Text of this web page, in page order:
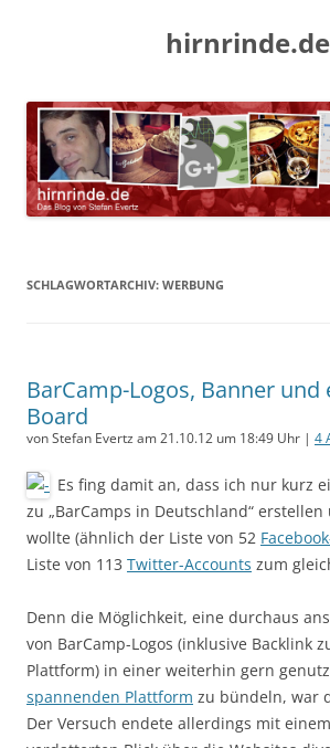
hirnrinde.de
SCHLAGWORTARCHIV: WERBUNG
BarCamp-Logos, Banner und
Board
von Stefan Evertz am 21.10.12 um 18:49 Uhr | 4
Es fing damit an, dass ich nur kurz
zu „BarCamps in Deutschland“
wollte (ähnlich der Liste von 52
Liste von 113 Twitter-Accounts zum
Denn die Möglichkeit, eine durchaus
von BarCamp-Logos (inklusive Backlink
Plattform) in einer weiterhin gern
spannenden Plattform zu bündeln, war
Der Versuch endete allerdings mit